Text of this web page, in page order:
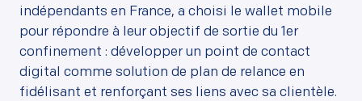
indépendants en France, a choisi le wallet mobile
pour répondre à leur objectif de sortie du 1er
confinement : développer un point de contact
digital comme solution de plan de relance en
fidélisant et renforçant ses liens avec sa clientèle.